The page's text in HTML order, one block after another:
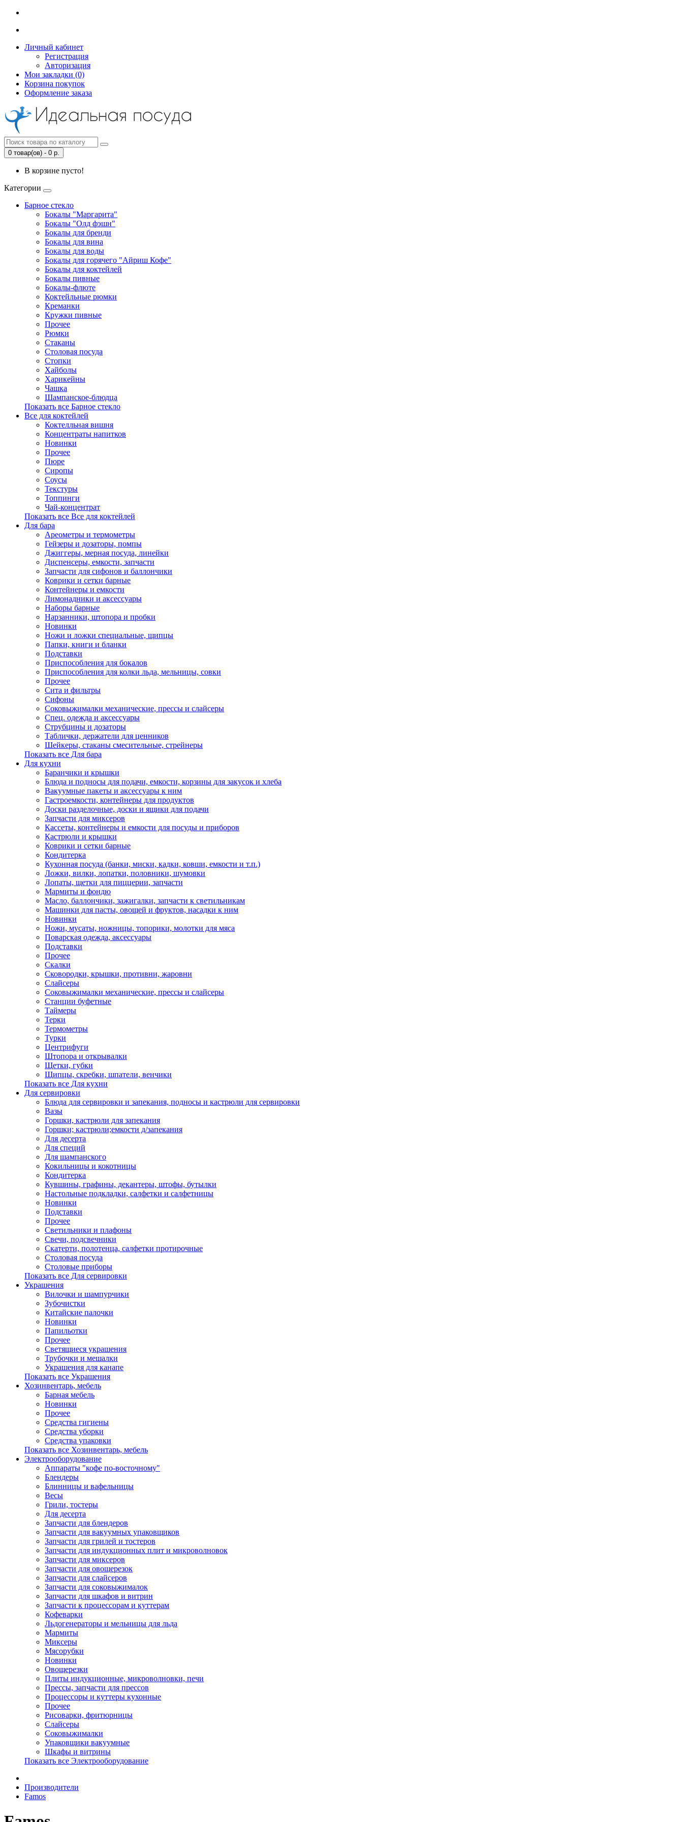
Личный кабинет
Регистрация
Авторизация
Мои закладки (0)
Корзина покупок
Оформление заказа
0 товар(ов) - 0 р.
В корзине пусто!
Категории
Барное стекло
Бокалы "Маргарита"
Бокалы "Олд фэшн"
Бокалы для бренди
Бокалы для вина
Бокалы для воды
Бокалы для горячего "Айриш Кофе"
Бокалы для коктейлей
Бокалы пивные
Бокалы-флюте
Коктейльные рюмки
Креманки
Кружки пивные
Прочее
Рюмки
Стаканы
Столовая посуда
Стопки
Хайболы
Харикейны
Чашка
Шампанское-блюдца
Показать все Барное стекло
Все для коктейлей
Коктелльная вишня
Концентраты напитков
Новинки
Прочее
Пюре
Сиропы
Соусы
Текстуры
Топпинги
Чай-концентрат
Показать все Все для коктейлей
Для бара
Ареометры и термометры
Гейзеры и дозаторы, помпы
Джиггеры, мерная посуда, линейки
Диспенсеры, емкости, запчасти
Запчасти для сифонов и баллончики
Коврики и сетки барные
Контейнеры и емкости
Лимонадники и аксессуары
Наборы барные
Нарзанники, штопора и пробки
Новинки
Ножи и ложки специальные, щипцы
Папки, книги и бланки
Подставки
Приспособления для бокалов
Приспособления для колки льда, мельницы, совки
Прочее
Сита и фильтры
Сифоны
Соковыжималки механические, прессы и слайсеры
Спец. одежда и аксессуары
Струбцины и дозаторы
Таблички, держатели для ценников
Шейкеры, стаканы смесительные, стрейнеры
Показать все Для бара
Для кухни
Баранчики и крышки
Блюда и подносы для подачи, емкости, корзины для закусок и хлеба
Вакуумные пакеты и аксессуары к ним
Гастроемкости, контейнеры для продуктов
Доски разделочные, доски и ящики для подачи
Запчасти для миксеров
Кассеты, контейнеры и емкости для посуды и приборов
Кастрюли и крышки
Коврики и сетки барные
Кондитерка
Кухонная посуда (банки, миски, кадки, ковши, емкости и т.п.)
Ложки, вилки, лопатки, половники, шумовки
Лопаты, щетки для пиццерии, запчасти
Мармиты и фондю
Масло, баллончики, зажигалки, запчасти к светильникам
Машинки для пасты, овощей и фруктов, насадки к ним
Новинки
Ножи, мусаты, ножницы, топорики, молотки для мяса
Поварская одежда, аксессуары
Подставки
Прочее
Скалки
Сковородки, крышки, противни, жаровни
Слайсеры
Соковыжималки механические, прессы и слайсеры
Станции буфетные
Таймеры
Терки
Термометры
Турки
Центрифуги
Штопора и открывалки
Щетки, губки
Щипцы, скребки, шпатели, венчики
Показать все Для кухни
Для сервировки
Блюда для сервировки и запекания, подносы и кастрюли для сервировки
Вазы
Горшки, кастрюли для запекания
Горшки; кастрюли;емкости д/запекания
Для десерта
Для специй
Для шампанского
Кокильницы и кокотницы
Кондитерка
Кувшины, графины, декантеры, штофы, бутылки
Настольные подкладки, салфетки и салфетницы
Новинки
Подставки
Прочее
Светильники и плафоны
Свечи, подсвечники
Скатерти, полотенца, салфетки протирочные
Столовая посуда
Столовые приборы
Показать все Для сервировки
Украшения
Вилочки и шампурчики
Зубочистки
Китайские палочки
Новинки
Папильотки
Прочее
Светящиеся украшения
Трубочки и мешалки
Украшения для канапе
Показать все Украшения
Хозинвентарь, мебель
Барная мебель
Новинки
Прочее
Средства гигиены
Средства уборки
Средства упаковки
Показать все Хозинвентарь, мебель
Электрооборудование
Аппараты "кофе по-восточному"
Блендеры
Блинницы и вафельницы
Весы
Грили, тостеры
Для десерта
Запчасти для блендеров
Запчасти для вакуумных упаковщиков
Запчасти для грилей и тостеров
Запчасти для индукционных плит и микроволновок
Запчасти для миксеров
Запчасти для овощерезок
Запчасти для слайсеров
Запчасти для соковыжималок
Запчасти для шкафов и витрин
Запчасти к процессорам и куттерам
Кофеварки
Льдогенераторы и мельницы для льда
Мармиты
Миксеры
Мясорубки
Новинки
Овощерезки
Плиты индукционные, микроволновки, печи
Прессы, запчасти для прессов
Процессоры и куттеры кухонные
Прочее
Рисоварки, фритюрницы
Слайсеры
Соковыжималки
Упаковщики вакуумные
Шкафы и витрины
Показать все Электрооборудование
Производители
Famos